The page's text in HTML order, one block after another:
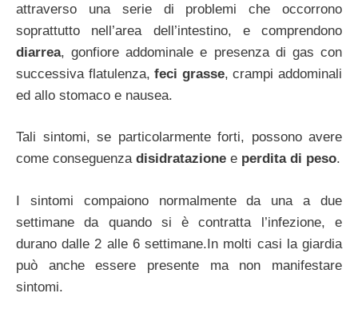
attraverso una serie di problemi che occorrono
soprattutto nell’area dell’intestino, e comprendono
diarrea, gonfiore addominale e presenza di gas con
successiva flatulenza,feci grasse, crampi addominali
ed allo stomaco e nausea.
Tali sintomi, se particolarmente forti, possono avere
come conseguenza disidratazione e perdita di peso.
I sintomi compaiono normalmente da una a due
settimane da quando si è contratta l’infezione, e
durano dalle 2 alle 6 settimane.In molti casi la giardia
può anche essere presente ma non manifestare
sintomi.